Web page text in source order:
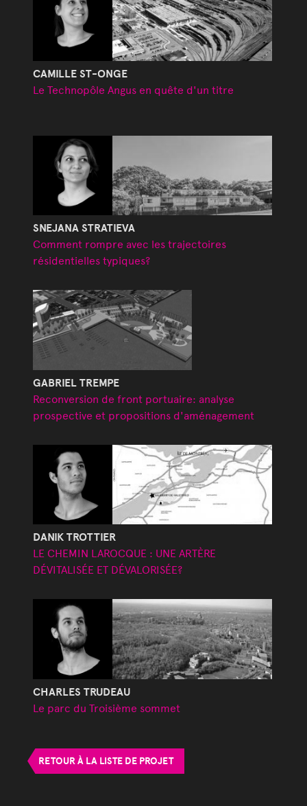
CAMILLE ST-ONGE
Le Technopôle Angus en quête d'un titre
SNEJANA STRATIEVA
Comment rompre avec les trajectoires
résidentielles typiques?
GABRIEL TREMPE
Reconversion de front portuaire: analyse
prospective et propositions d'aménagement
DANIK TROTTIER
LE CHEMIN LAROCQUE : UNE ARTÈRE
DÉVITALISÉE ET DÉVALORISÉE?
CHARLES TRUDEAU
Le parc du Troisième sommet
RETOUR À LA LISTE DE PROJET